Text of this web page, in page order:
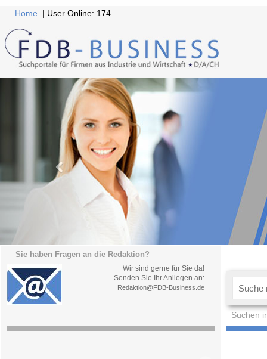
Home | User Online: 174
Sie haben Fragen an die Redaktion?
Wir sind gerne für Sie da!
Senden Sie Ihr Anliegen an:
Redaktion@FDB-Business.de
Suchen